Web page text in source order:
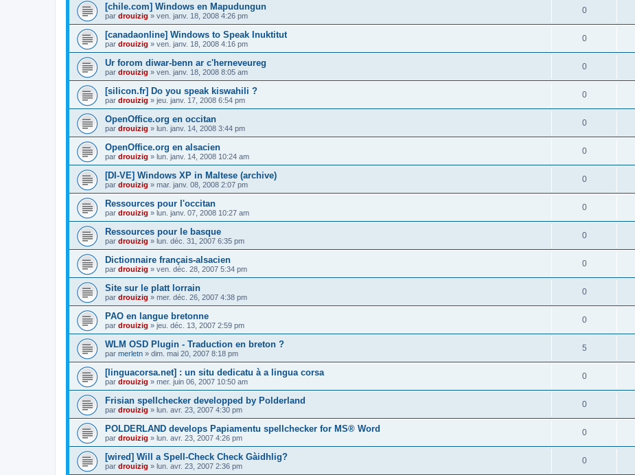
[chile.com] Windows en Mapudungun
par drouizig » ven. janv. 18, 2008 4:26 pm
0
[canadaonline] Windows to Speak Inuktitut
par drouizig » ven. janv. 18, 2008 4:16 pm
0
Ur forom diwar-benn ar c'herneveureg
par drouizig » ven. janv. 18, 2008 8:05 am
0
[silicon.fr] Do you speak kiswahili ?
par drouizig » jeu. janv. 17, 2008 6:54 pm
0
OpenOffice.org en occitan
par drouizig » lun. janv. 14, 2008 3:44 pm
0
OpenOffice.org en alsacien
par drouizig » lun. janv. 14, 2008 10:24 am
0
[DI-VE] Windows XP in Maltese (archive)
par drouizig » mar. janv. 08, 2008 2:07 pm
0
Ressources pour l'occitan
par drouizig » lun. janv. 07, 2008 10:27 am
0
Ressources pour le basque
par drouizig » lun. déc. 31, 2007 6:35 pm
0
Dictionnaire français-alsacien
par drouizig » ven. déc. 28, 2007 5:34 pm
0
Site sur le platt lorrain
par drouizig » mer. déc. 26, 2007 4:38 pm
0
PAO en langue bretonne
par drouizig » jeu. déc. 13, 2007 2:59 pm
0
WLM OSD Plugin - Traduction en breton ?
par merletn » dim. mai 20, 2007 8:18 pm
5
[linguacorsa.net] : un situ dedicatu à a lingua corsa
par drouizig » mer. juin 06, 2007 10:50 am
0
Frisian spellchecker developped by Polderland
par drouizig » lun. avr. 23, 2007 4:30 pm
0
POLDERLAND develops Papiamentu spellchecker for MS® Word
par drouizig » lun. avr. 23, 2007 4:26 pm
0
[wired] Will a Spell-Check Check Gàidhlig?
par drouizig » lun. avr. 23, 2007 2:36 pm
0